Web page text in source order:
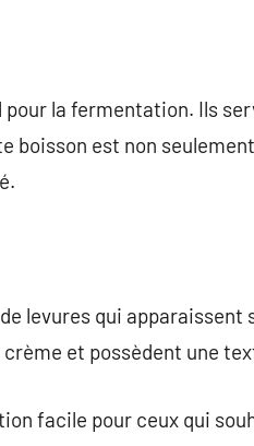
la fermentation. Ils
boisson est non
levures qui apparaissent
et possèdent une
facile pour ceux qui